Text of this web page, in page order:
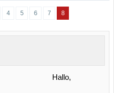
4 5 6 7 8
Hallo,